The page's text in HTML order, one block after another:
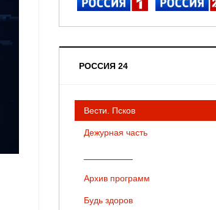
РОССИЯ 24
Вести. Псков
Дежурная часть
Архив программ
Будь здоров